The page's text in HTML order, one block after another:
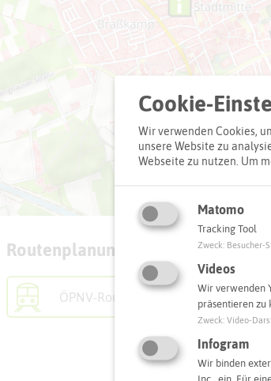
Routenplanung zum Ziel:
ÖPNV-Route finden
Cookie-
Wir verwenden Cookies,
unsere Website zu
Webseite zu nutzen. Um
Matomo
Tracking Tool
Zweck: Besucher-
Videos
Wir verwenden
präsentieren zu
Zweck: Video-
Infogram
Wir binden